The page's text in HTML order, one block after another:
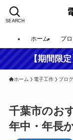
SEARCH
ホーム プ
【期間限
ホーム 電子工作 プロ
千葉市のお
年中・年長